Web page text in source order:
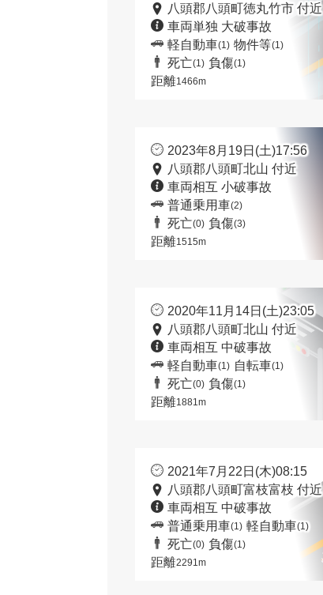
八頭郡八頭町徳丸竹市 付近
車両単独 大破事故
軽自動車(1) 物件等(1)
死亡(1) 負傷(1)
距離1466m
2023年8月19日(土)17:56
八頭郡八頭町北山 付近
車両相互 小破事故
普通乗用車(2)
死亡(0) 負傷(3)
距離1515m
2020年11月14日(土)23:05
八頭郡八頭町北山 付近
車両相互 中破事故
軽自動車(1) 自転車(1)
死亡(0) 負傷(1)
距離1881m
2021年7月22日(木)08:15
八頭郡八頭町富枝富枝 付近
車両相互 中破事故
普通乗用車(1) 軽自動車(1)
死亡(0) 負傷(1)
距離2291m